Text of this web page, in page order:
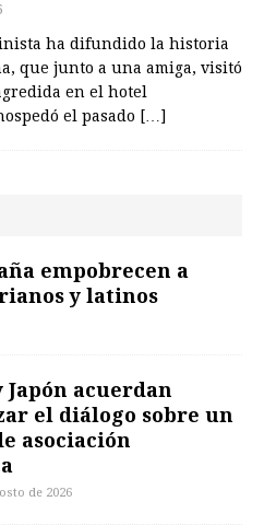
ha difundido la historia
que junto a una amiga, visitó
en el hotel
el pasado […]
empobrecen a
y latinos
Japón acuerdan
el diálogo sobre un
asociación
de 2026